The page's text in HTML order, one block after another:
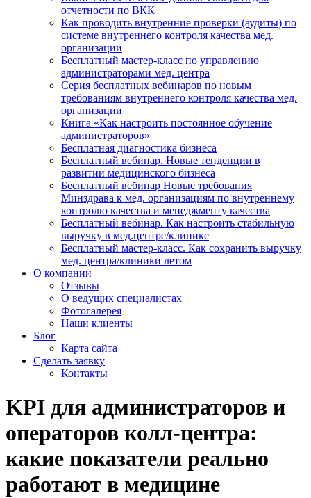
отчетности по ВКК
Как проводить внутренние проверки (аудиты) по
системе внутреннего контроля качества мед.
организации
Бесплатный мастер-класс по управлению
администраторами мед. центра
Серия бесплатных вебинаров по новым
требованиям внутреннего контроля качества мед.
организации
Книга «Как настроить постоянное обучение
администраторов»
Бесплатная диагностика бизнеса
Бесплатный вебинар. Новые тенденции в
развитии медицинского бизнеса
Бесплатный вебинар Новые требования
Минздрава к мед. организациям по внутреннему
контролю качества и менеджменту качества
Бесплатный вебинар. Как настроить стабильную
выручку в мед.центре/клинике
Бесплатный мастер-класс. Как сохранить выручку
мед. центра/клиники летом
О компании
Отзывы
О ведущих специалистах
Фотогалерея
Наши клиенты
Блог
Карта сайта
Сделать заявку
Контакты
KPI для администраторов и
операторов колл-центра:
какие показатели реально
работают в медицине